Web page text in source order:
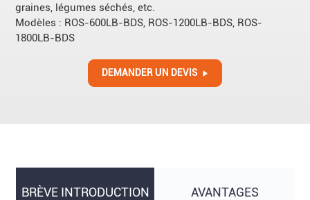
graines, légumes séchés, etc.
Modèles : ROS-600LB-BDS, ROS-1200LB-BDS, ROS-
1800LB-BDS
DEMANDER UN DEVIS
BRÈVE INTRODUCTION AVANTAGES